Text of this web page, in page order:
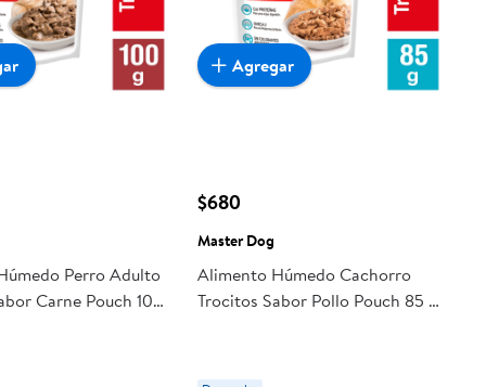
Perro Adulto
Carne Pouch 100
$680
Master Dog
Alimento Húmedo Cachorro
Trocitos Sabor Pollo Pouch 85 g
Agregar